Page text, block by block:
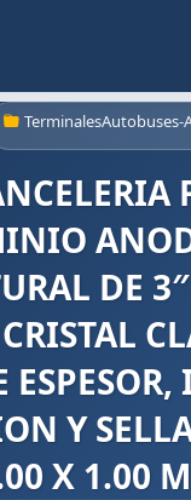
TerminalesAutobuses-
DE
ESPESOR,
Y
X 1.00